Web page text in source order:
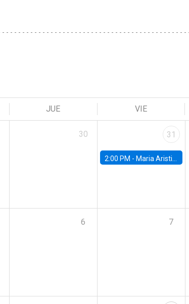
JUE VIE
30 31
2:00 PM - Maria Aristizabal-Ramirez, FED Board
6 7